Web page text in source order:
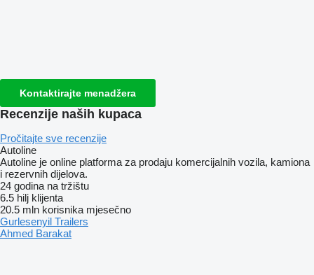
Kontaktirajte menadžera
Recenzije naših kupaca
Pročitajte sve recenzije
Autoline
Autoline je online platforma za prodaju komercijalnih vozila, kamiona
i rezervnih dijelova.
24 godina na tržištu
6.5 hilj klijenta
20.5 mln korisnika mjesečno
Gurlesenyil Trailers
Ahmed Barakat